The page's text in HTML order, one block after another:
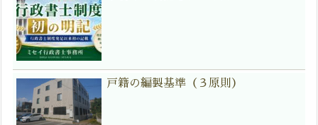
戸籍の編製基準（３原則）